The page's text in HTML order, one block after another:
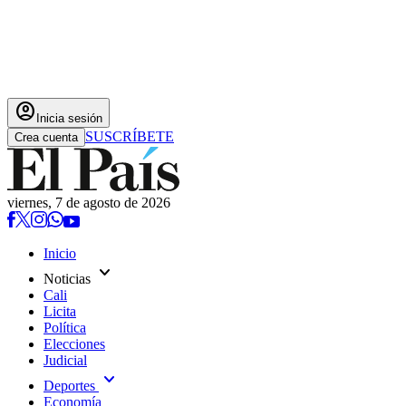
account_circle Inicia sesión
Crea cuenta SUSCRÍBETE
viernes, 7 de agosto de 2026
Inicio
Noticias expand_more
Cali
Licita
Política
Elecciones
Judicial
Deportes expand_more
Economía